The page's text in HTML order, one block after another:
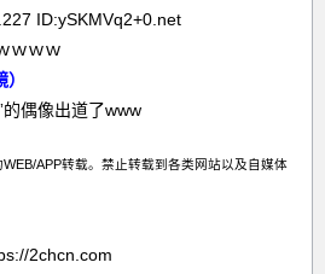
ID:ySKMVq2+0.net
ｗｗｗ
APP转载。禁止转载到各类网站以及自媒体
2chcn.com